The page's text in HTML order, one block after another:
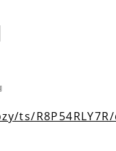
ts/R8P54RLY7R/